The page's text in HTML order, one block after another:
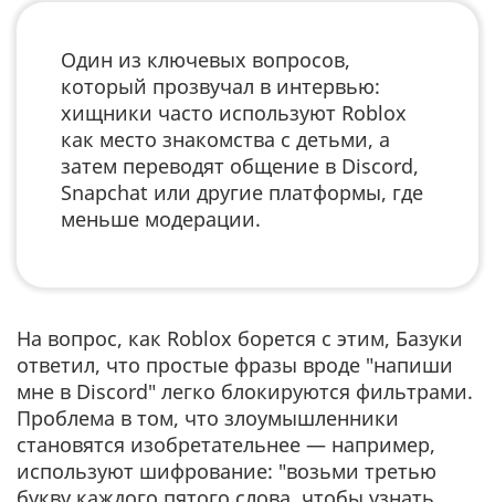
Один из ключевых вопросов,
который прозвучал в интервью:
хищники часто используют Roblox
как место знакомства с детьми, а
затем переводят общение в Discord,
Snapchat или другие платформы, где
меньше модерации.
На вопрос, как Roblox борется с этим, Базуки
ответил, что простые фразы вроде "напиши
мне в Discord" легко блокируются фильтрами.
Проблема в том, что злоумышленники
становятся изобретательнее — например,
используют шифрование: "возьми третью